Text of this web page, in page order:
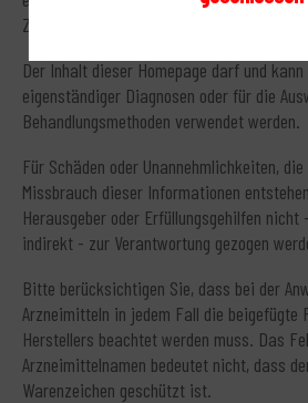
Ziffer (2) ApBetrO erfolgen.
Der Inhalt dieser Homepage darf und
eigenständiger Diagnosen oder für die
Behandlungsmethoden verwendet werden.
Für Schäden oder Unannehmlichkeiten,
Missbrauch dieser Informationen
Herausgeber oder Erfüllungsgehilfen
indirekt - zur Verantwortung gezogen
Bitte berücksichtigen Sie, dass bei der
Arzneimitteln in jedem Fall die beigefügte
Herstellers beachtet werden muss. Das
Arzneimittelnamen bedeutet nicht, dass
Warenzeichen geschützt ist.